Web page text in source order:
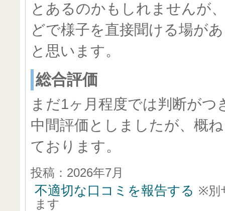
とあるのかもしれませんが
どで様子を直接聞ける場が
と思います。
総合評価
まだ1ヶ月程度では判断がつ
中間評価としましたが、概
ております。
投稿：2026年7月
不適切な口コミを報告する ※別
ます